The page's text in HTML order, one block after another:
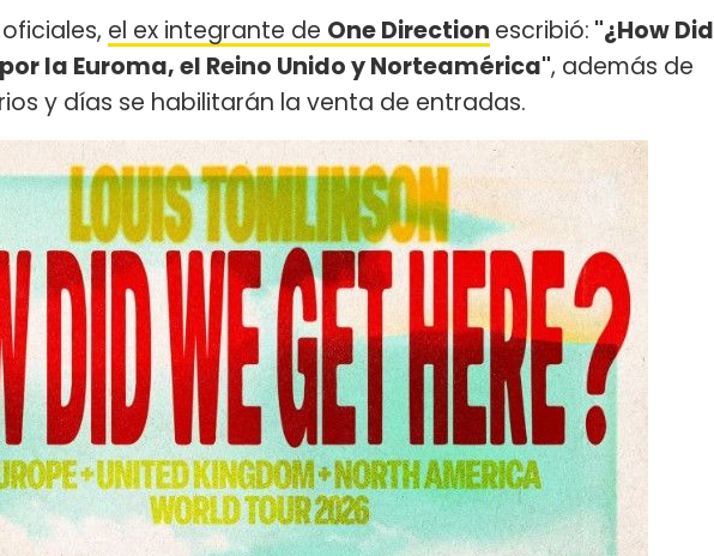
el ex integrante de One Direction escribió: "¿How Did
la Euroma, el Reino Unido y Norteamérica", además de
y días se habilitarán la venta de entradas.